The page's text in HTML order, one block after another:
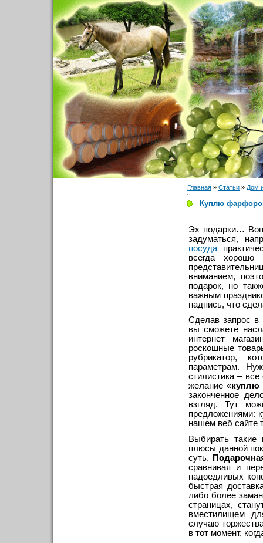
Главная » Статьи » Дом
Куплю
Эх подарки…
задуматься,
посуда
всегда
вниманием,
подарок, но
важным
надпись, что
Сделав запрос в
вы сможете
интернет
роскошные
рубрикатор,
параметрам.
стилистика –
желание «куплю
законченное
взгляд. Тут
предложениями:
нашем веб сайте
Выбирать
плюсы данной
суть.
сравнивая и
надоедливых
быстрая
либо более
страницах,
вместилищем
случаю
в тот момент,